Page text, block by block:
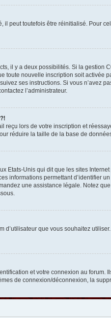
peut toutefois être réinitialisé. Pour
il y a deux possibilités. Si la
nouvelle inscription soit activée
ses instructions. Si vous n’avez
l’administrateur.
reçu lors de votre inscription et
réduire la taille de la base de
Etats-Unis qui dit que les sites
informations permettant d’identifier
une assistance légale. Notez
que vous souhaitez
et votre connexion au
de connexion/déconnexion, la